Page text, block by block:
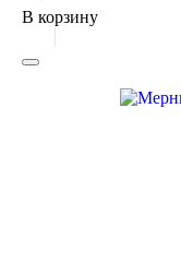
В корзину